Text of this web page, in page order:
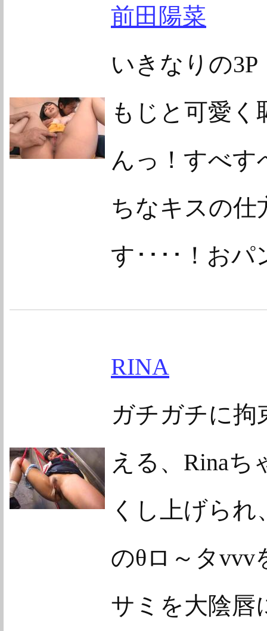
前田陽菜
いきなりの
もじと可愛
んっ！すべす
ちなキスの仕
す････！お
RINA
ガチガチに拘
える、Rinaち
くし上げら
のθロ～タvvv
サミを大陰唇